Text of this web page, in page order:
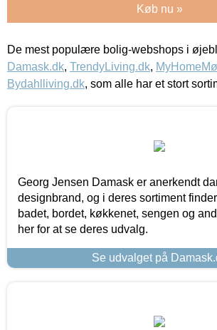
Køb nu »
De mest populære bolig-webshops i
Damask.dk, TrendyLiving.dk,
Bydahlliving.dk, som alle har et stort
Georg Jensen Damask er anerkendt
designbrand, og i deres sortiment
badet, bordet, køkkenet, sengen og
her for at se deres udvalg.
Se udvalget på